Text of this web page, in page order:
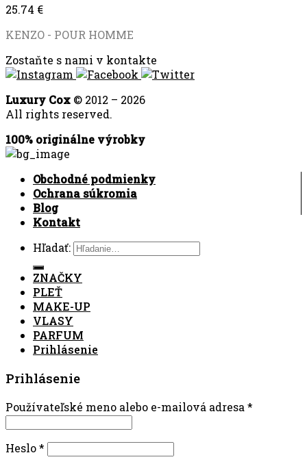
25.74 €
KENZO - POUR HOMME
Zostaňte s nami v kontakte
Luxury Cox © 2012 – 2026
All rights reserved.
100% originálne výrobky
Obchodné podmienky
Ochrana súkromia
Blog
Kontakt
Hľadať:
ZNAČKY
PLEŤ
MAKE-UP
VLASY
PARFUM
Prihlásenie
Prihlásenie
Používateľské meno alebo e-mailová adresa *
Heslo*